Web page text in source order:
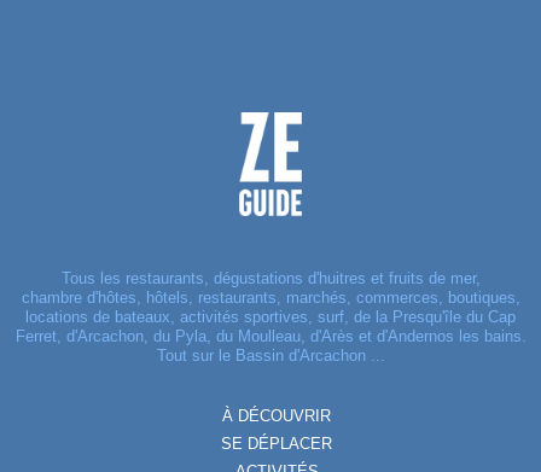
Tous les restaurants, dégustations d'huitres et fruits de mer,
chambre d'hôtes, hôtels, restaurants, marchés, commerces, boutiques,
locations de bateaux, activités sportives, surf, de la Presqu'île du Cap
Ferret, d'Arcachon, du Pyla, du Moulleau, d'Arès et d'Andernos les bains.
Tout sur le Bassin d'Arcachon ...
À DÉCOUVRIR
SE DÉPLACER